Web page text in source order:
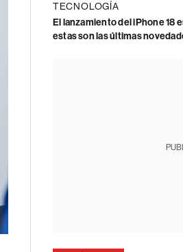
TECNOLOGÍA
El lanzamiento del iPhone 18
estas son las últimas